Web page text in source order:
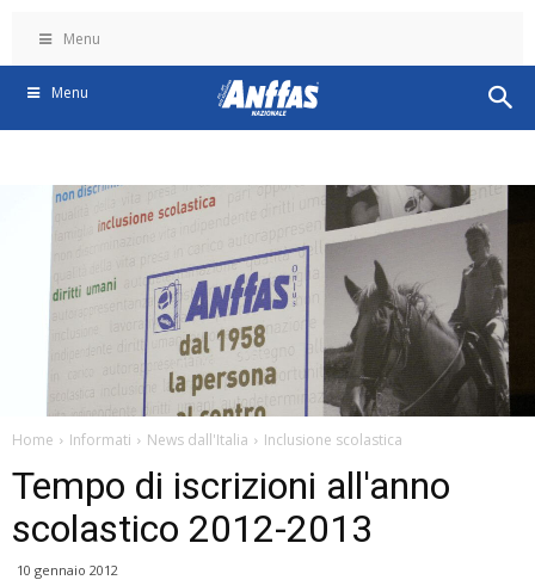
Menu
Menu
Home Informati News dall'Italia Inclusione scolastica
Tempo di iscrizioni all'anno
scolastico 2012-2013
10 gennaio 2012